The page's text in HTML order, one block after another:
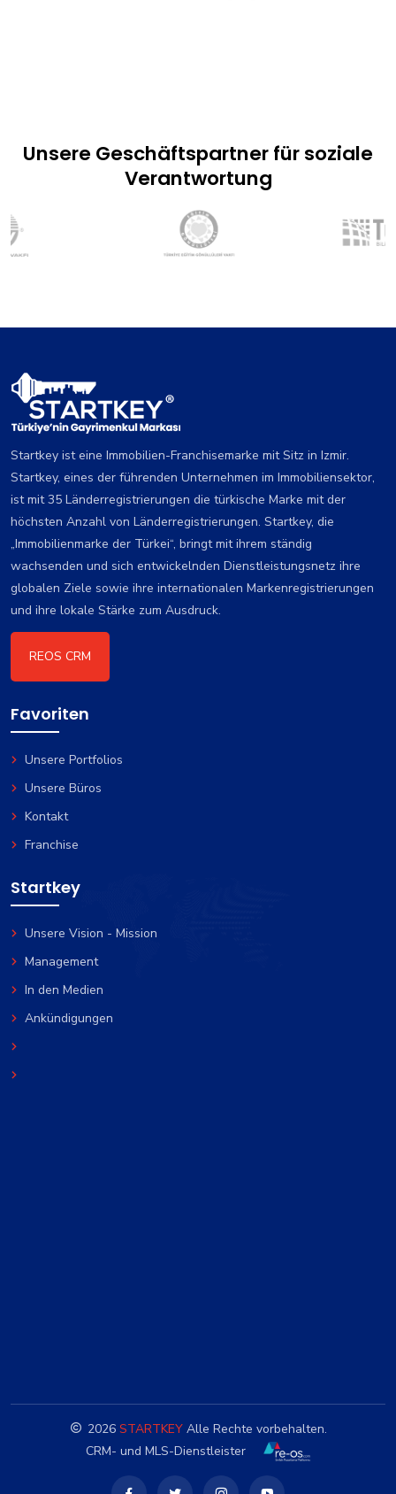
Unsere Geschäftspartner für soziale
Verantwortung
Startkey ist eine Immobilien-Franchisemarke mit Sitz in Izmir.
Startkey, eines der führenden Unternehmen im Immobiliensektor,
ist mit 35 Länderregistrierungen die türkische Marke mit der
höchsten Anzahl von Länderregistrierungen. Startkey, die
„Immobilienmarke der Türkei“, bringt mit ihrem ständig
wachsenden und sich entwickelnden Dienstleistungsnetz ihre
globalen Ziele sowie ihre internationalen Markenregistrierungen
und ihre lokale Stärke zum Ausdruck.
REOS CRM
Favoriten
Unsere Portfolios
Unsere Büros
Kontakt
Franchise
Startkey
Unsere Vision - Mission
Management
In den Medien
Ankündigungen
2026STARTKEYAlle Rechte vorbehalten.
CRM- und MLS-Dienstleister